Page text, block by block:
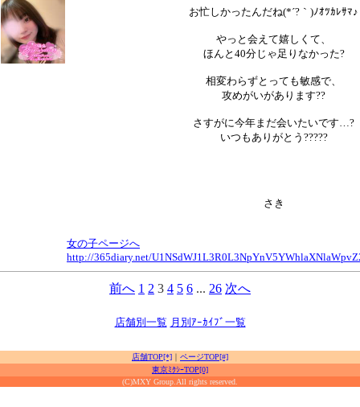
お忙しかったんだね(*´?｀)ﾉｵﾂｶﾚｻﾏ♪
やっと会えて嬉しくて、
ほんと40分じゃ足りなかった?
相変わらずとっても敏感で、
攻めがいがあります??
さすがに今年まだ会いたいです…?
いつもありがとう?????
さき
女の子ページへ
http://365diary.net/
前へ 1 2 3 4 5 6 ... 26 次へ
店舗別一覧 月別ｱｰｶｲﾌﾞ一覧
店舗TOP[*] ｜ ページTOP[#]
東京ﾐｸｼｰTOP[0]
(C)MXY Group.All rights reserved.